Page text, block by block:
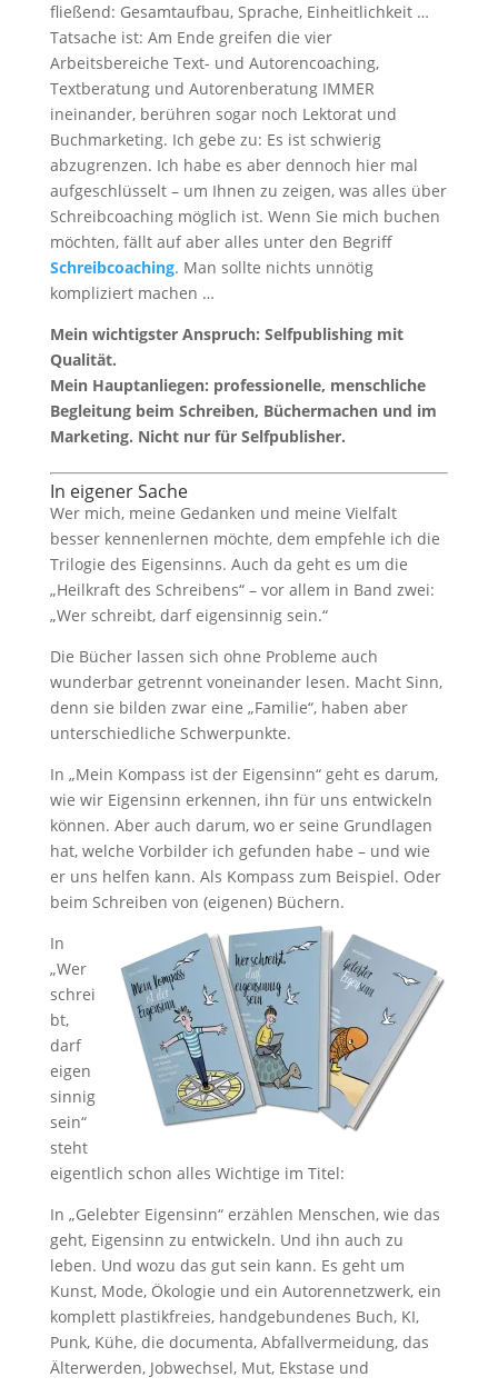
fließend: Gesamtaufbau, Sprache, Einheitlichkeit …
Tatsache ist: Am Ende greifen die vier
Arbeitsbereiche Text- und Autorencoaching,
Textberatung und Autorenberatung IMMER
ineinander, berühren sogar noch Lektorat und
Buchmarketing. Ich gebe zu: Es ist schwierig
abzugrenzen. Ich habe es aber dennoch hier mal
aufgeschlüsselt – um Ihnen zu zeigen, was alles über
Schreibcoaching möglich ist. Wenn Sie mich buchen
möchten, fällt auf aber alles unter den Begriff
Schreibcoaching. Man sollte nichts unnötig
kompliziert machen …
Mein wichtigster Anspruch: Selfpublishing mit
Qualität.
Mein Hauptanliegen: professionelle, menschliche
Begleitung beim Schreiben, Büchermachen und im
Marketing. Nicht nur für Selfpublisher.
In eigener Sache
Wer mich, meine Gedanken und meine Vielfalt
besser kennenlernen möchte, dem empfehle ich die
Trilogie des Eigensinns. Auch da geht es um die
„Heilkraft des Schreibens“ – vor allem in Band zwei:
„Wer schreibt, darf eigensinnig sein.“
Die Bücher lassen sich ohne Probleme auch
wunderbar getrennt voneinander lesen. Macht Sinn,
denn sie bilden zwar eine „Familie“, haben aber
unterschiedliche Schwerpunkte.
In „Mein Kompass ist der Eigensinn“ geht es darum,
wie wir Eigensinn erkennen, ihn für uns entwickeln
können. Aber auch darum, wo er seine Grundlagen
hat, welche Vorbilder ich gefunden habe – und wie
er uns helfen kann. Als Kompass zum Beispiel. Oder
beim Schreiben von (eigenen) Büchern.
In
„Wer
schrei
bt,
darf
eigen
sinnig
sein“
steht
eigentlich schon alles Wichtige im Titel:
In „Gelebter Eigensinn“ erzählen Menschen, wie das
geht, Eigensinn zu entwickeln. Und ihn auch zu
leben. Und wozu das gut sein kann. Es geht um
Kunst, Mode, Ökologie und ein Autorennetzwerk, ein
komplett plastikfreies, handgebundenes Buch, KI,
Punk, Kühe, die documenta, Abfallvermeidung, das
Älterwerden, Jobwechsel, Mut, Ekstase und